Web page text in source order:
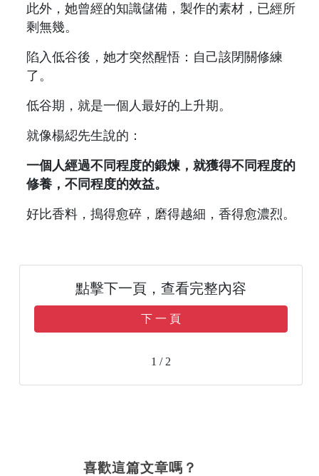
此外，她曾經的知識儲備，製作的素材，已經所
剩無幾。
陷入低谷後，她才突然醒悟：自己該閉關修練
了。
低谷期，就是一個人最好的上升期。
就像楊綛先生說的：
一個人經過不同程度的鍛煉，就獲得不同程度的
修養，不同程度的效益。
好比香料，搗得愈碎，磨得越細，香得愈濃烈。
點擊下一頁，查看完整內容
下 一 頁
1 / 2
喜歡這篇文章嗎？